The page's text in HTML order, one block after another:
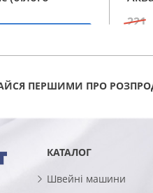
221
ПЕРШИМИ ПРО
КАТАЛОГ
Швейні машини